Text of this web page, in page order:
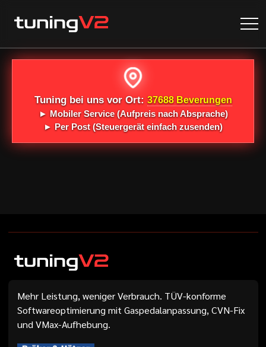
Tuning bei uns vor Ort: 37688 Beverungen
► Mobiler Service(Aufpreis nach Absprache)
►Per Post(Steuergerät einfach zusenden)
Mehr Leistung, weniger Verbrauch. TÜV-konforme
Softwareoptimierung mit Gaspedalanpassung, CVN-Fix
und VMax-Aufhebung.